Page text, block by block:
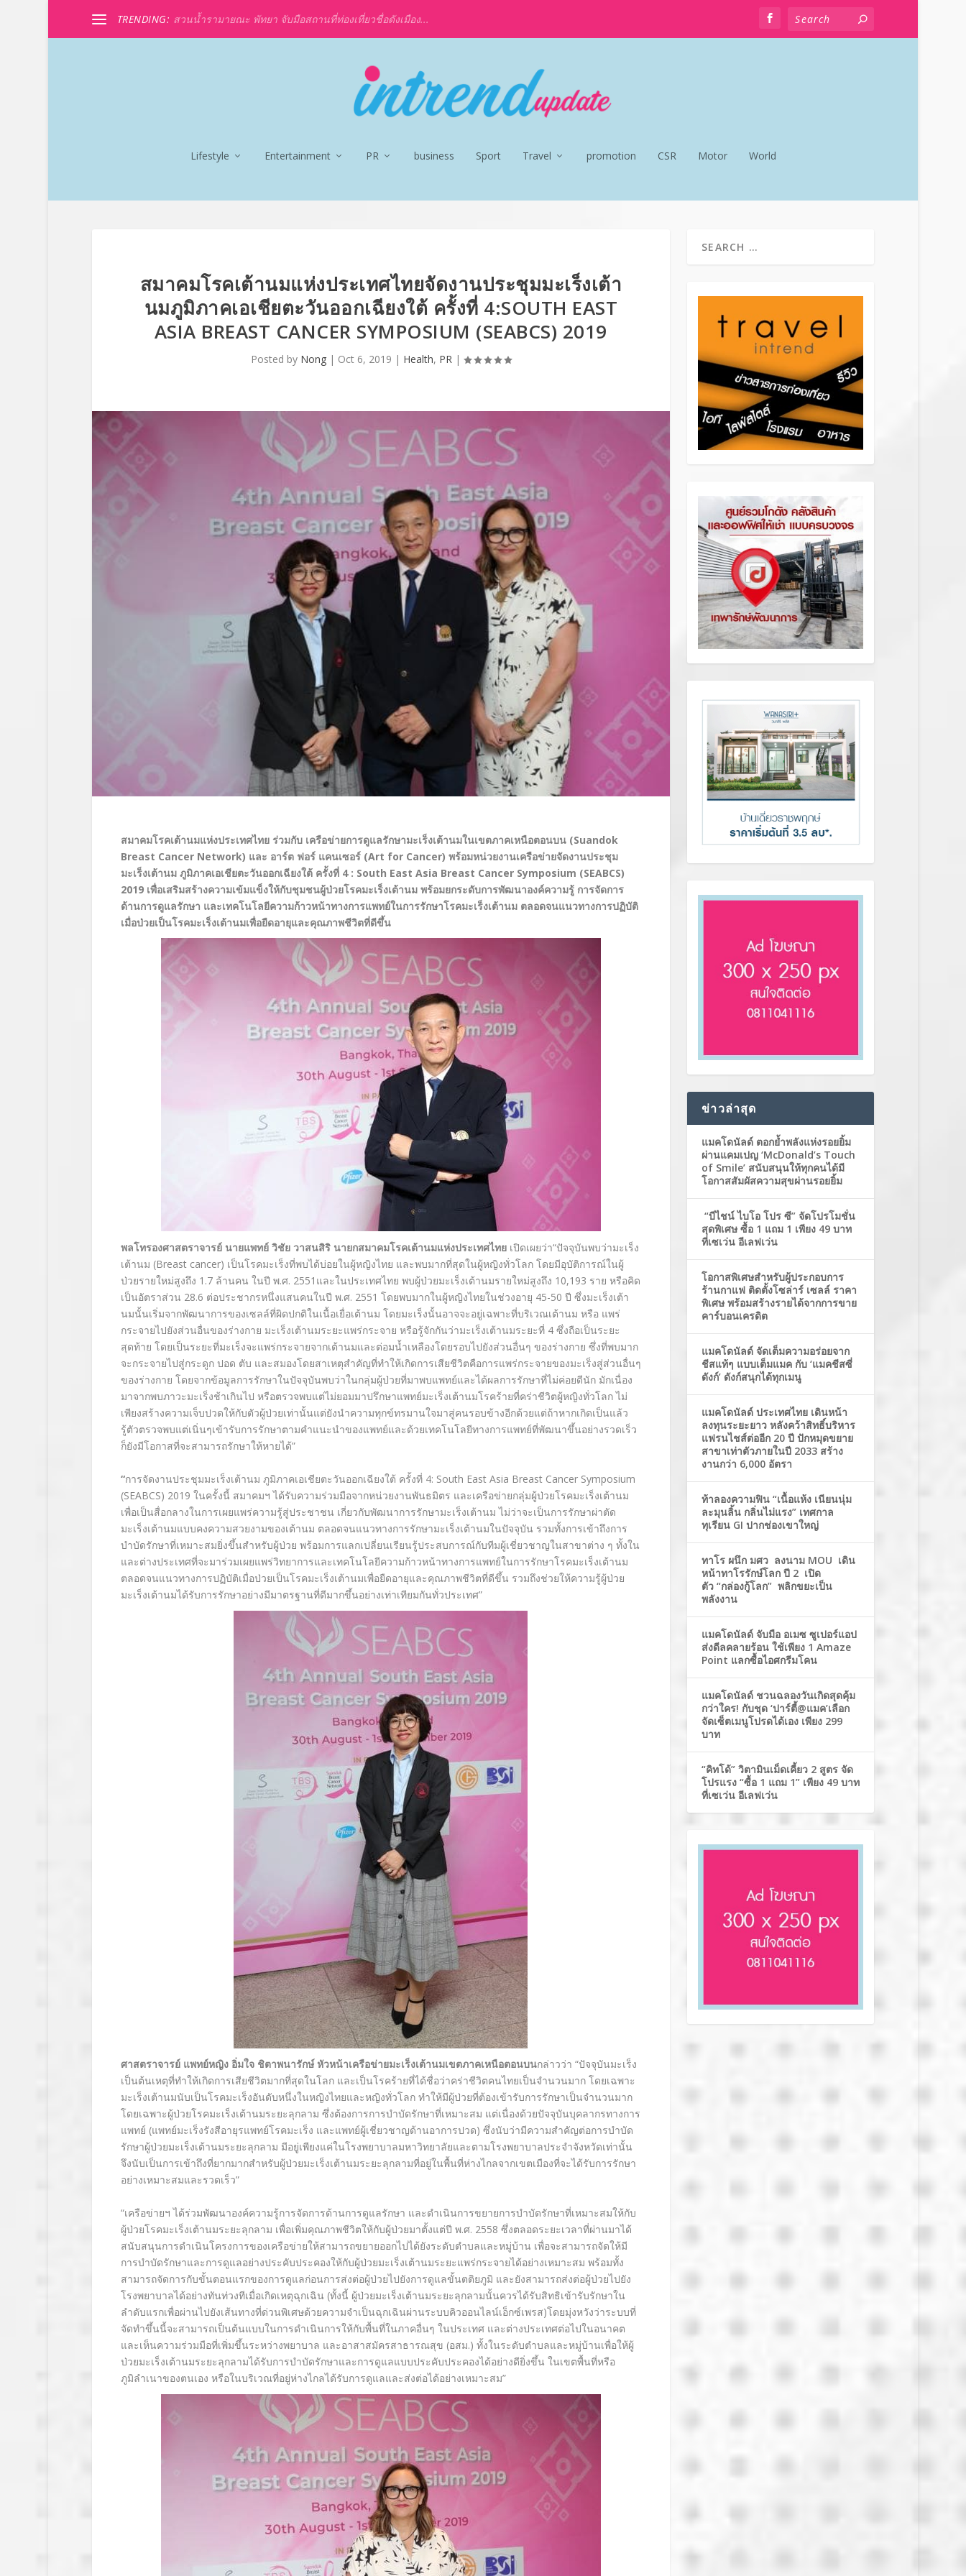
TRENDING: สวนน้ำรามายณะ พัทยา จับมือสถานที่ท่องเที่ยวชื่อดังเมือง...
Lifestyle Entertainment PR business Sport Travel promotion CSR Motor World
สมาคมโรคเต้านมแห่งประเทศไทยจัดงานประชุมมะเร็งเต้า
นมภูมิภาคเอเชียตะวันออกเฉียงใต้ ครั้งที่ 4:SOUTH EAST
ASIA BREAST CANCER SYMPOSIUM (SEABCS) 2019
Posted by Nong| Oct 6, 2019 | Health, PR|
สมาคมโรคเต้านมแห่งประเทศไทย ร่วมกับ เครือข่ายการดูแลรักษามะเร็งเต้านมในเขตภาคเหนือตอนบน (Suandok
Breast Cancer Network) และ อาร์ต ฟอร์ แคนเซอร์ (Art for Cancer) พร้อมหน่วยงานเครือข่ายจัดงานประชุม
มะเร็งเต้านม ภูมิภาคเอเชียตะวันออกเฉียงใต้ ครั้งที่ 4 : South East Asia Breast Cancer Symposium (SEABCS)
2019 เพื่อเสริมสร้างความเข้มแข็งให้กับชุมชนผู้ป่วยโรคมะเร็งเต้านม พร้อมยกระดับการพัฒนาองค์ความรู้ การจัดการ
ด้านการดูแลรักษา และเทคโนโลยีความก้าวหน้าทางการแพทย์ในการรักษาโรคมะเร็งเต้านม ตลอดจนแนวทางการปฏิบัติ
เมื่อป่วยเป็นโรคมะเร็งเต้านมเพื่อยืดอายุและคุณภาพชีวิตที่ดีขึ้น
พลโทรองศาสตราจารย์ นายแพทย์ วิชัย วาสนสิริ นายกสมาคมโรคเต้านมแห่งประเทศไทย เปิดเผยว่า“ปัจจุบันพบว่ามะเร็ง
เต้านม (Breast cancer) เป็นโรคมะเร็งที่พบได้บ่อยในผู้หญิงไทย และพบมากที่สุดในผู้หญิงทั่วโลก โดยมีอุบัติการณ์ในผู้
ป่วยรายใหม่สูงถึง 1.7ล้านคน ในปี พ.ศ. 2551 และในประเทศไทย พบผู้ป่วยมะเร็งเต้านมรายใหม่สูงถึง 10,193 ราย หรือคิด
เป็นอัตราส่วน 28.6 ต่อประชากรหนึ่งแสนคนในปี พ.ศ. 2551 โดยพบมากในผู้หญิงไทยในช่วงอายุ 45-50 ปี ซึ่งมะเร็งเต้า
นมนั้นเริ่มจากพัฒนาการของเซลล์ที่ผิดปกติในเนื้อเยื่อเต้านม โดยมะเร็งนั้นอาจจะอยู่เฉพาะที่บริเวณเต้านม หรือ แพร่
กระจายไปยังส่วนอื่นของร่างกาย มะเร็งเต้านมระยะแพร่กระจาย หรือรู้จักกันว่ามะเร็งเต้านมระยะที่ 4 ซึ่งถือเป็นระยะ
สุดท้าย โดยเป็นระยะที่มะเร็งจะแพร่กระจายจากเต้านมและต่อมน้ำเหลืองโดยรอบไปยังส่วนอื่นๆ ของร่างกาย ซึ่งที่พบมาก
จะกระจายไปสู่กระดูก ปอด ตับ และสมองโดยสาเหตุสำคัญที่ทำให้เกิดการเสียชีวิตคือการแพร่กระจายของมะเร็งสู่ส่วนอื่นๆ
ของร่างกาย โดยจากข้อมูลการรักษาในปัจจุบันพบว่าในกลุ่มผู้ป่วยที่มาพบแพทย์และได้ผลการรักษาที่ไม่ค่อยดีนัก มักเนื่อง
มาจากพบภาวะมะเร็งช้าเกินไป หรือตรวจพบแต่ไม่ยอมมาปรึกษาแพทย์มะเร็งเต้านมโรคร้ายที่คร่าชีวิตผู้หญิงทั่วโลก ไม่
เพียงสร้างความเจ็บปวดให้กับตัวผู้ป่วยเท่านั้นแต่ยังนำความทุกข์ทรมานใจมาสู่คนรอบข้างอีกด้วยแต่ถ้าหากเกิดเป็นแล้ว
รู้ตัวตรวจพบแต่เนิ่นๆเข้ารับการรักษาตามคำแนะนำของแพทย์และด้วยเทคโนโลยีทางการแพทย์ที่พัฒนาขึ้นอย่างรวดเร็ว
ก็ยังมีโอกาสที่จะสามารถรักษาให้หายได้”
“การจัดงานประชุมมะเร็งเต้านม ภูมิภาคเอเชียตะวันออกเฉียงใต้ ครั้งที่ 4: South East Asia Breast Cancer Symposium
(SEABCS) 2019 ในครั้งนี้ สมาคมฯ ได้รับความร่วมมือจากหน่วยงานพันธมิตร และเครือข่ายกลุ่มผู้ป่วยโรคมะเร็งเต้านม
เพื่อเป็นสื่อกลางในการเผยแพร่ความรู้สู่ประชาชน เกี่ยวกับพัฒนาการรักษามะเร็งเต้านม ไม่ว่าจะเป็นการรักษาผ่าตัด
มะเร็งเต้านมแบบคงความสวยงามของเต้านม ตลอดจนแนวทางการรักษามะเร็งเต้านมในปัจจุบัน รวมทั้งการเข้าถึงการ
บำบัดรักษาที่เหมาะสมยิ่งขึ้นสำหรับผู้ป่วย พร้อมการแลกเปลี่ยนเรียนรู้ประสบการณ์กับทีมผู้เชี่ยวชาญในสาขาต่าง ๆ ทั้งใน
และต่างประเทศที่จะมาร่วมเผยแพร่วิทยาการและเทคโนโลยีความก้าวหน้าทางการแพทย์ในการรักษาโรคมะเร็งเต้านม
ตลอดจนแนวทางการปฏิบัติเมื่อป่วยเป็นโรคมะเร็งเต้านมเพื่อยืดอายุและคุณภาพชีวิตที่ดีขึ้น รวมถึงช่วยให้ความรู้ผู้ป่วย
มะเร็งเต้านมได้รับการรักษาอย่างมีมาตรฐานที่ดีมากขึ้นอย่างเท่าเทียมกันทั่วประเทศ”
ศาสตราจารย์ แพทย์หญิง อิ่มใจ ชิตาพนารักษ์ หัวหน้าเครือข่ายมะเร็งเต้านมเขตภาคเหนือตอนบนกล่าวว่า “ปัจจุบันมะเร็ง
เป็นต้นเหตุที่ทำให้เกิดการเสียชีวิตมากที่สุดในโลก และเป็นโรคร้ายที่ได้ชื่อว่าคร่าชีวิตคนไทยเป็นจำนวนมาก โดยเฉพาะ
มะเร็งเต้านมนับเป็นโรคมะเร็งอันดับหนึ่งในหญิงไทยและหญิงทั่วโลก ทำให้มีผู้ป่วยที่ต้องเข้ารับการรักษาเป็นจำนวนมาก
โดยเฉพาะผู้ป่วยโรคมะเร็งเต้านมระยะลุกลาม ซึ่งต้องการการบำบัดรักษาที่เหมาะสม แต่เนื่องด้วยปัจจุบันบุคลากรทางการ
แพทย์ (แพทย์มะเร็งรังสีอายุรแพทย์โรคมะเร็ง และแพทย์ผู้เชี่ยวชาญด้านอาการปวด) ซึ่งนับว่ามีความสำคัญต่อการบำบัด
รักษาผู้ป่วยมะเร็งเต้านมระยะลุกลาม มีอยู่เพียงแค่ในโรงพยาบาลมหาวิทยาลัยและตามโรงพยาบาลประจำจังหวัดเท่านั้น
จึงนับเป็นการเข้าถึงที่ยากมากสำหรับผู้ป่วยมะเร็งเต้านมระยะลุกลามที่อยู่ในพื้นที่ห่างไกลจากเขตเมืองที่จะได้รับการรักษา
อย่างเหมาะสมและรวดเร็ว”
“เครือข่ายฯได้ร่วมพัฒนาองค์ความรู้การจัดการด้านการดูแลรักษา และดำเนินการขยายการบำบัดรักษาที่เหมาะสมให้กับ
ผู้ป่วยโรคมะเร็งเต้านมระยะลุกลาม เพื่อเพิ่มคุณภาพชีวิตให้กับผู้ป่วยมาตั้งแต่ปี พ.ศ. 2558 ซึ่งตลอดระยะเวลาที่ผ่านมาได้
สนับสนุนการดำเนินโครงการของเครือข่ายให้สามารถขยายออกไปได้ยังระดับตำบลและหมู่บ้าน เพื่อจะสามารถจัดให้มี
การบำบัดรักษาและการดูแลอย่างประคับประคองให้กับผู้ป่วยมะเร็งเต้านมระยะแพร่กระจายได้อย่างเหมาะสม พร้อมทั้ง
สามารถจัดการกับขั้นตอนแรกของการดูแลก่อนการส่งต่อผู้ป่วยไปยังการดูแลขั้นตติยภูมิ และยังสามารถส่งต่อผู้ป่วยไปยัง
โรงพยาบาลได้อย่างทันท่วงทีเมื่อเกิดเหตุฉุกเฉิน (ทั้งนี้ ผู้ป่วยมะเร็งเต้านมระยะลุกลามนั้นควรได้รับสิทธิเข้ารับรักษาใน
ลำดับแรกเพื่อผ่านไปยังเส้นทางที่ด่วนพิเศษด้วยความจำเป็นฉุกเฉินผ่านระบบคิวออนไลน์เอ็กซ์เพรส)โดยมุ่งหวังว่าระบบที่
จัดทำขึ้นนี้จะสามารถเป็นต้นแบบในการดำเนินการให้กับพื้นที่ในภาคอื่นๆ ในประเทศ และต่างประเทศต่อไปในอนาคต
และเห็นความร่วมมือที่เพิ่มขึ้นระหว่างพยาบาล และอาสาสมัครสาธารณสุข (อสม.) ทั้งในระดับตำบลและหมู่บ้านเพื่อให้ผู้
ป่วยมะเร็งเต้านมระยะลุกลามได้รับการบำบัดรักษาและการดูแลแบบประคับประคองได้อย่างดียิ่งขึ้น ในเขตพื้นที่หรือ
ภูมิลำเนาของตนเอง หรือในบริเวณที่อยู่ห่างไกลได้รับการดูแลและส่งต่อได้อย่างเหมาะสม”
ข่าวล่าสุด
แมคโดนัลด์ ตอกย้ำพลังแห่งรอยยิ้ม
ผ่านแคมเปญ ‘McDonald’s Touch
of Smile’ สนับสนุนให้ทุกคนได้มี
โอกาสสัมผัสความสุขผ่านรอยยิ้ม
“บีไชน์ ไบโอ โปร ซี” จัดโปรโมชั่น
สุดพิเศษ ซื้อ 1 แถม 1 เพียง 49 บาท
ที่เซเว่น อีเลฟเว่น
โอกาสพิเศษสำหรับผู้ประกอบการ
ร้านกาแฟ ติดตั้งโซล่าร์ เซลล์ ราคา
พิเศษ พร้อมสร้างรายได้จากการขาย
คาร์บอนเครดิต
แมคโดนัลด์ จัดเต็มความอร่อยจาก
ชีสแท้ๆ แบบเต็มแมค กับ ‘แมคชีสซี่
ดังก์’ ดังก์สนุกได้ทุกเมนู
แมคโดนัลด์ ประเทศไทย เดินหน้า
ลงทุนระยะยาว หลังคว้าสิทธิ์บริหาร
แฟรนไชส์ต่ออีก 20 ปี ปักหมุดขยาย
สาขาเท่าตัวภายในปี 2033 สร้าง
งานกว่า 6,000 อัตรา
ท้าลองความฟิน “เนื้อแห้ง เนียนนุ่ม
ละมุนลิ้น กลิ่นไม่แรง” เทศกาล
ทุเรียน GI ปากช่องเขาใหญ่
ทาโร ผนึก มศว ลงนาม MOU เดิน
หน้าทาโรรักษ์โลก ปี 2 เปิด
ตัว “กล่องกู้โลก” พลิกขยะเป็น
พลังงาน
แมคโดนัลด์ จับมือ อเมซ ซูเปอร์แอป
ส่งดีลคลายร้อน ใช้เพียง 1 Amaze
Point แลกซื้อไอศกรีมโคน
แมคโดนัลด์ ชวนฉลองวันเกิดสุดคุ้ม
กว่าใคร! กับชุด ‘ปาร์ตี้@แมค’เลือก
จัดเซ็ตเมนูโปรดได้เอง เพียง 299
บาท
“คิทโด้” วิตามินเม็ดเคี้ยว 2 สูตร จัด
โปรแรง “ซื้อ 1 แถม 1” เพียง 49 บาท
ที่เซเว่น อีเลฟเว่น